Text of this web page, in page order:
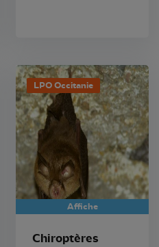
LPO Occitanie
Affiche
Chiroptères